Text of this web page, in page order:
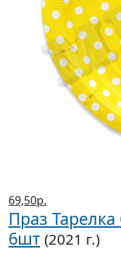
69,50р.
Праз
6шт (2021 г.)